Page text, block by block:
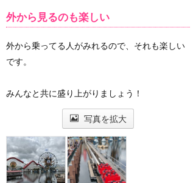
外から見るのも楽しい
外から乗ってる人がみれるので、それも楽しい
です。
みんなと共に盛り上がりましょう！
写真を拡大